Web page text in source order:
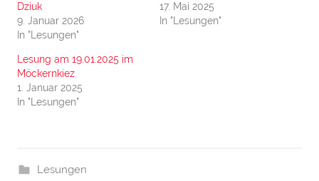
Dziuk
9. Januar 2026
In "Lesungen"
17. Mai 2025
In "Lesungen"
Lesung am 19.01.2025 im
Möckernkiez
1. Januar 2025
In "Lesungen"
Lesungen